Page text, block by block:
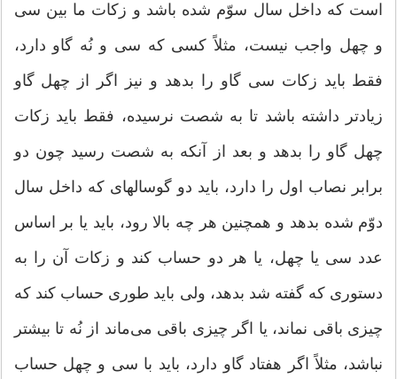
است كه داخل سال سوّم شده باشد و زكات ما بین سی
و چهل واجب نیست، مثلاً كسی كه سی و نُه گاو دارد،
فقط باید زكات سی گاو را بدهد و نیز اگر از چهل گاو
زیادتر داشته باشد تا به شصت نرسیده، فقط باید زكات
چهل گاو را بدهد و بعد از آنكه به شصت رسید چون دو
برابر نصاب اول را دارد، باید دو گوساله‏ای كه داخل سال
دوّم شده بدهد و همچنین هر چه بالا رود، باید یا بر اساس
عدد سی یا چهل، یا هر دو حساب كند و زكات آن را به
دستوری كه گفته شد بدهد، ولی باید طوری حساب كند كه
چیزی باقی نماند، یا اگر چیزی باقی می‌ماند از نُه تا بیشتر
نباشد، مثلاً اگر هفتاد گاو دارد، باید با سی و چهل حساب